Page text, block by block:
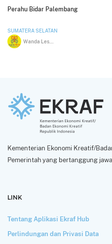
Perahu Bidar Palembang
SUMATERA SELATAN
Kementerian Ekonomi Kreatif/
Pemerintah yang bertanggung
LINK
Tentang Aplikasi Ekraf Hub
Perlindungan dan Privasi Data